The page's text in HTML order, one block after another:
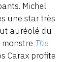
Michel
une star très
auréolé du
The
Carax profite